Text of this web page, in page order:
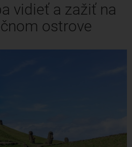
vidieť a zažiť na
ostrove